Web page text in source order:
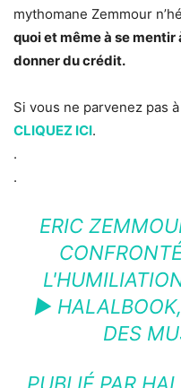
mythomane Zemmour
quoi et même à se
donner du crédit.
Si vous ne parvenez pas
CLIQUEZ ICI.
.
.
ERIC
►
DES
PUBLIÉ PAR